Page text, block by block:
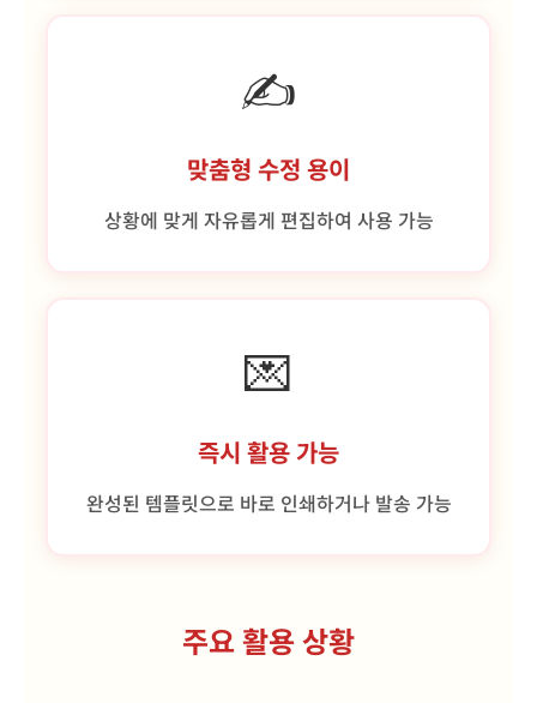
✍️
맞춤형 수정 용이
상황에 맞게 자유롭게 편집하여 사용 가능
💌
즉시 활용 가능
완성된 템플릿으로 바로 인쇄하거나 발송 가능
주요 활용 상황